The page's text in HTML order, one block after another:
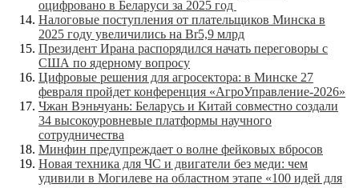
оцифровано в Беларуси за 2025 год
Налоговые поступления от плательщиков Минска в
2025 году увеличились на Br5,9 млрд
Президент Ирана распорядился начать переговоры с
США по ядерному вопросу
Цифровые решения для агросектора: в Минске 27
февраля пройдет конференция «АгроУправление-2026»
Чжан Вэньчуань: Беларусь и Китай совместно создали
34 высокоуровневые платформы научного
сотрудничества
Минфин предупреждает о волне фейковых вбросов
Новая техника для ЧС и двигатели без меди: чем
удивили в Могилеве на областном этапе «100 идей для